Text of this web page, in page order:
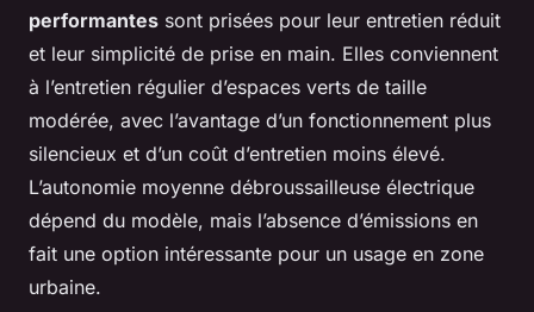
performantes sont prisées pour leur entretien réduit
et leur simplicité de prise en main. Elles conviennent
à l’entretien régulier d’espaces verts de taille
modérée, avec l’avantage d’un fonctionnement plus
silencieux et d’un coût d’entretien moins élevé.
L’autonomie moyenne débroussailleuse électrique
dépend du modèle, mais l’absence d’émissions en
fait une option intéressante pour un usage en zone
urbaine.